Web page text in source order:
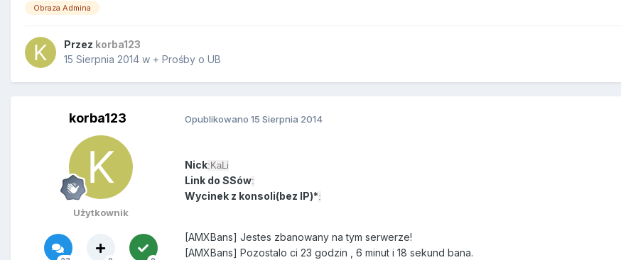
Obraza Admina
Przez korba123
15 Sierpnia 2014 w + Prośby o UB
korba123
Użytkownik
Opublikowano 15 Sierpnia 2014
Nick:KaLi
Link do SSów:
Wycinek z konsoli(bez IP)*:
[AMXBans] Jestes zbanowany na tym serwerze!
[AMXBans] Pozostalo ci 23 godzin , 6 minut i 18 sekund bana.